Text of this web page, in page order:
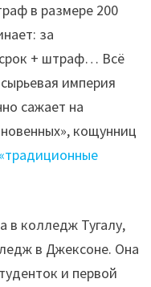
в размере 200
за
+ штраф… Всё
империя
сажает на
кощунниц
в колледж Тугалу,
в Джексоне. Она
и первой